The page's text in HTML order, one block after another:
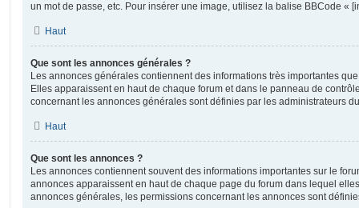
un mot de passe, etc. Pour insérer une image, utilisez la balise BBCode «
Haut
Que sont les annonces générales ?
Les annonces générales contiennent des informations très importantes
Elles apparaissent en haut de chaque forum et dans le panneau de
concernant les annonces générales sont définies par les administrateurs
Haut
Que sont les annonces ?
Les annonces contiennent souvent des informations importantes sur le
annonces apparaissent en haut de chaque page du forum dans lequel
annonces générales, les permissions concernant les annonces sont